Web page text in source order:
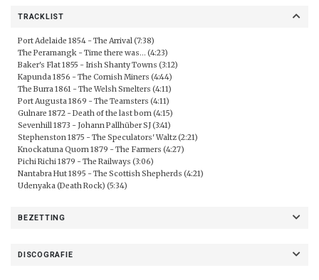
TRACKLIST
Port Adelaide 1854 - The Arrival (7:38)
The Peramangk - Time there was... (4:23)
Baker's Flat 1855 - Irish Shanty Towns (3:12)
Kapunda 1856 - The Cornish Miners (4:44)
The Burra 1861 - The Welsh Smelters (4:11)
Port Augusta 1869 - The Teamsters (4:11)
Gulnare 1872 - Death of the last born (4:15)
Sevenhill 1873 - Johann Pallhüber SJ (3:41)
Stephenston 1875 - The Speculators' Waltz (2:21)
Knockatuna Quorn 1879 - The Farmers (4:27)
Pichi Richi 1879 - The Railways (3:06)
Nantabra Hut 1895 - The Scottish Shepherds (4:21)
Udenyaka (Death Rock) (5:34)
BEZETTING
DISCOGRAFIE